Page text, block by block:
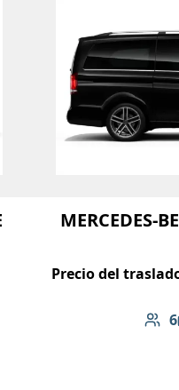
MERCEDES-
Precio del
6